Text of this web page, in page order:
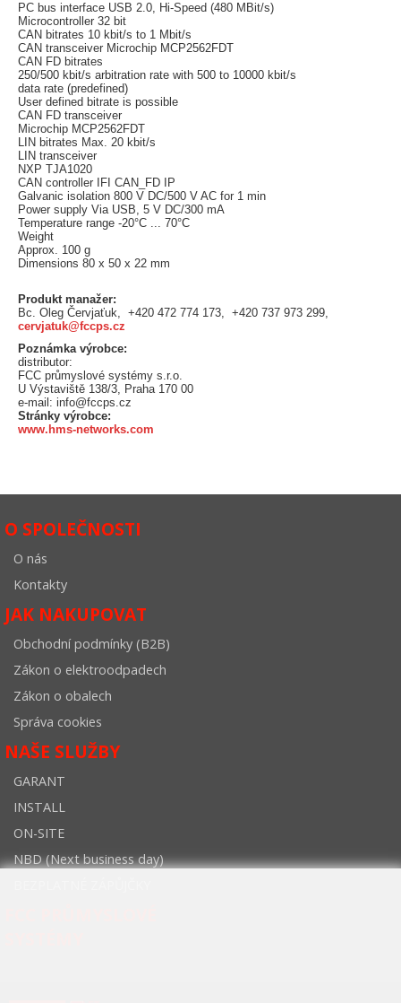
PC bus interface USB 2.0, Hi-Speed (480 MBit/s)
Microcontroller 32 bit
CAN bitrates 10 kbit/s to 1 Mbit/s
CAN transceiver Microchip MCP2562FDT
CAN FD bitrates
250/500 kbit/s arbitration rate with 500 to 10000 kbit/s
data rate (predefined)
User defined bitrate is possible
CAN FD transceiver
Microchip MCP2562FDT
LIN bitrates Max. 20 kbit/s
LIN transceiver
NXP TJA1020
CAN controller IFI CAN_FD IP
Galvanic isolation 800 V DC/500 V AC for 1 min
Power supply Via USB, 5 V DC/300 mA
Temperature range -20°C ... 70°C
Weight
Approx. 100 g
Dimensions 80 x 50 x 22 mm
Produkt manažer:
Bc. Oleg Červjaťuk, +420 472 774 173, +420 737 973 299,
cervjatuk@fccps.cz
Poznámka výrobce:
distributor:
FCC průmyslové systémy s.r.o.
U Výstaviště 138/3, Praha 170 00
e-mail: info@fccps.cz
Stránky výrobce:
www.hms-networks.com
O SPOLEČNOSTI
O nás
Kontakty
JAK NAKUPOVAT
Obchodní podmínky (B2B)
Zákon o elektroodpadech
Zákon o obalech
Správa cookies
NAŠE SLUŽBY
GARANT
INSTALL
ON-SITE
NBD (Next business day)